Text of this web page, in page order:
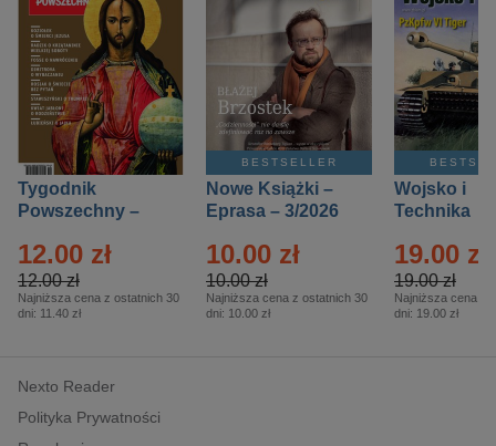
Tygodnik
Powszechny –
12.00 zł
12.00 zł
Najniższa cena z ostatnich 30
dni: 11.40 zł
BESTSELLER
Nowe Książki –
Eprasa – 3/2026
10.00 zł
10.00 zł
Najniższa cena z ostatnich 30
dni: 10.00 zł
Wojsko i
Technika
– 2/2026
19.00 zł
19.00 zł
Najniższa cena z
dni: 19.00 zł
Nexto Reader
Polityka Prywatności